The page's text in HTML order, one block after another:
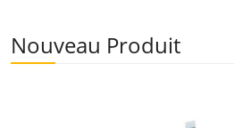
Nouveau Produit